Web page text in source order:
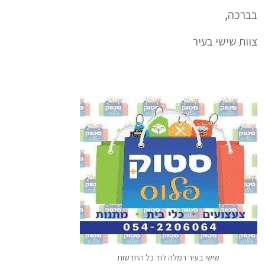
בברכה,
צוות שישי בעיר
שישי בעיר רמלה לוד כל החדשות